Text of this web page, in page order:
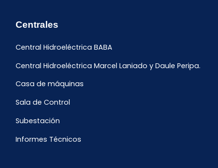
Centrales
Central Hidroeléctrica BABA
Central Hidroeléctrica Marcel Laniado y Daule Peripa.
Casa de máquinas
Sala de Control
Subestación
Informes Técnicos